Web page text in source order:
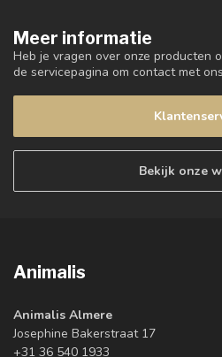
Meer informatie
Heb je vragen over onze producten
de servicepagina om contact met
Bekijk onze
Animalis
Animalis Almere
Josephine Bakerstraat 17
+31 36 540 1933